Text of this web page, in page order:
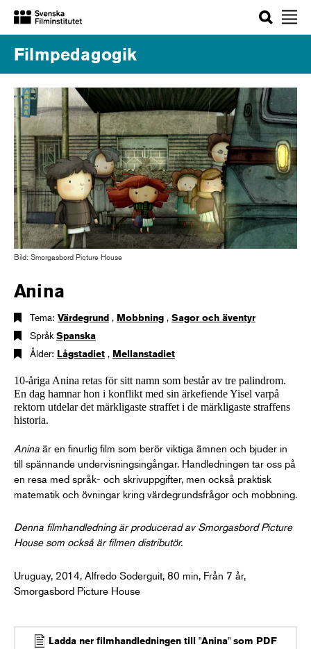
Sök
Filmpedagogik
Bild: Smorgasbord Picture House
Anina
Tema: Värdegrund , Mobbning , Sagor och äventyr
Språk Spanska
Ålder: Lågstadiet , Mellanstadiet
10-åriga Anina retas för sitt namn som består av tre palindrom.
En dag hamnar hon i konflikt med sin ärkefiende Yisel varpå
rektorn utdelar det märkligaste straffet i de märkligaste straffens
historia.
Anina är en finurlig film som berör viktiga ämnen och bjuder in
till spännande undervisningsingångar. Handledningen tar oss på
en resa med språk- och skrivuppgifter, men också praktisk
matematik och övningar kring värdegrundsfrågor och mobbning.
Denna filmhandledning är producerad av Smorgasbord Picture
House som också är filmen distributör.
Uruguay, 2014, Alfredo Soderguit, 80 min, Från 7 år,
Smorgasbord Picture House
Ladda ner filmhandledningen till "Anina" som PDF